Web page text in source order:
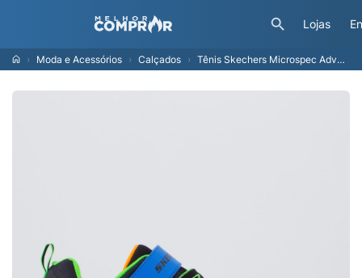
Lojas
Moda e Acessórios Calçados Tênis Skechers Microspec Advance Infantil Azul